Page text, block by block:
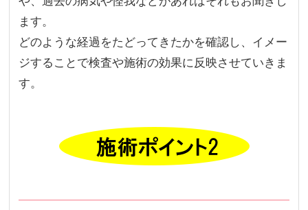
ます。
どのような経過をたどってきたかを確認し、イメー
ジすることで検査や施術の効果に反映させていきま
す。